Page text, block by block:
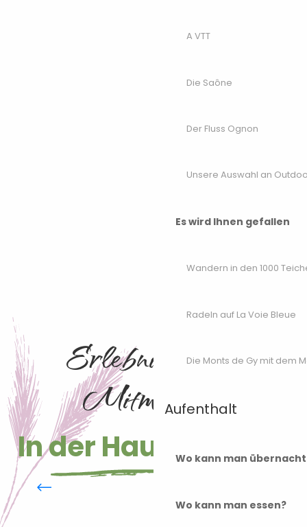
A VTT
Die Saône
Der Fluss Ognon
Unsere Auswahl an
Es wird Ihnen gefallen
Wandern in den 1000
Radeln auf La Voie Bleue
Die Monts de Gy mit dem
Aufenthalt
Wo kann man
Wo kann man essen?
Erlebnisse zum
Mitmachen
In der Haute-Saône
Die 1000 Teiche